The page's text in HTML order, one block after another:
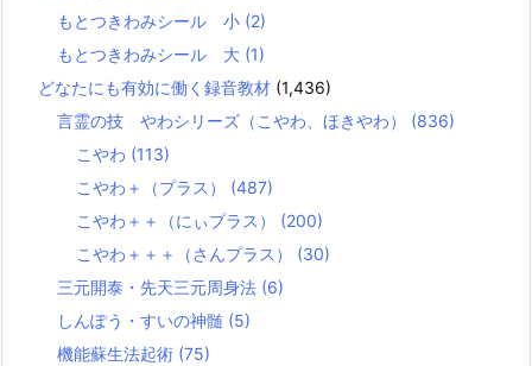
もとつきわみシール 小 (2)
もとつきわみシール 大 (1)
どなたにも有効に働く録音教材 (1,436)
言霊の技 やわシリーズ（こやわ、ほきやわ） (836)
こやわ (113)
こやわ＋（プラス） (487)
こやわ＋＋（にぃプラス） (200)
こやわ＋＋＋（さんプラス） (30)
三元開泰・先天三元周身法 (6)
しんぽう・すいの神髄 (5)
機能蘇生法起術 (75)